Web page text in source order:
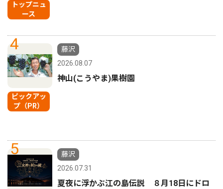
トップニュ
ース
4
ピックアッ
プ（PR）
藤沢
2026.08.07
神山(こうやま)果樹園
5
藤沢
2026.07.31
夏夜に浮かぶ江の島伝説 ８月18日にドロ